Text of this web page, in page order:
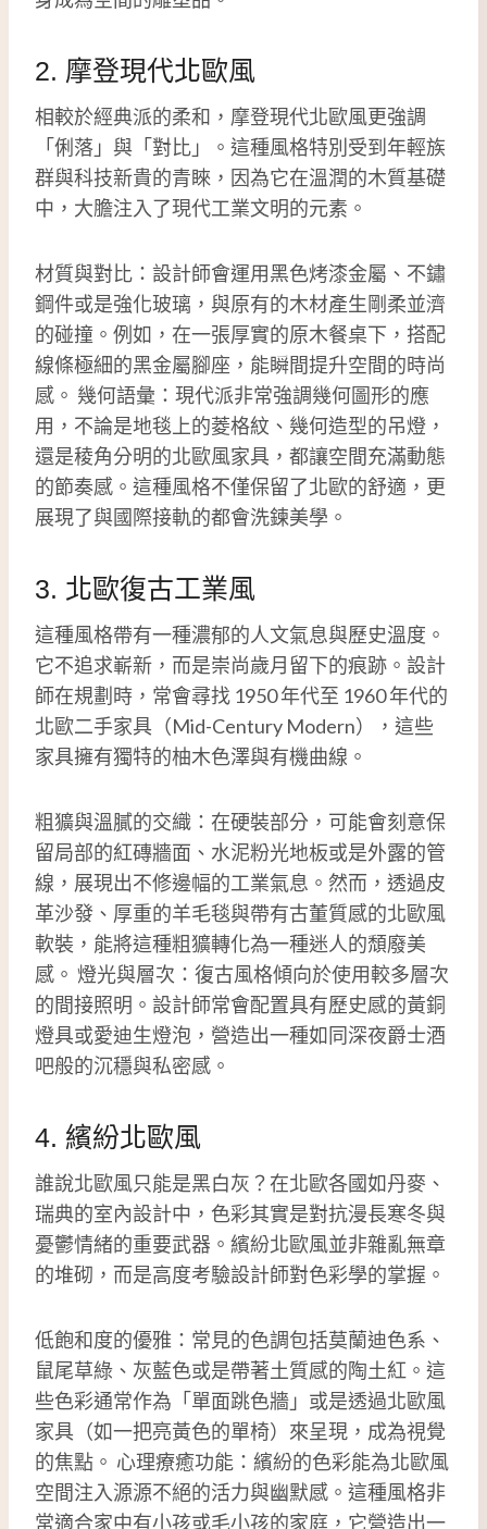
2. 摩登現代北歐風
相較於經典派的柔和，摩登現代北歐風更強調
「俐落」與「對比」。這種風格特別受到年輕族
群與科技新貴的青睞，因為它在溫潤的木質基礎
中，大膽注入了現代工業文明的元素。
材質與對比：設計師會運用黑色烤漆金屬、不鏽
鋼件或是強化玻璃，與原有的木材產生剛柔並濟
的碰撞。例如，在一張厚實的原木餐桌下，搭配
線條極細的黑金屬腳座，能瞬間提升空間的時尚
感。 幾何語彙：現代派非常強調幾何圖形的應
用，不論是地毯上的菱格紋、幾何造型的吊燈，
還是稜角分明的北歐風家具，都讓空間充滿動態
的節奏感。這種風格不僅保留了北歐的舒適，更
展現了與國際接軌的都會洗鍊美學。
3. 北歐復古工業風
這種風格帶有一種濃郁的人文氣息與歷史溫度。
它不追求嶄新，而是崇尚歲月留下的痕跡。設計
師在規劃時，常會尋找 1950 年代至 1960 年代的
北歐二手家具（Mid-Century Modern），這些
家具擁有獨特的柚木色澤與有機曲線。
粗獷與溫膩的交織：在硬裝部分，可能會刻意保
留局部的紅磚牆面、水泥粉光地板或是外露的管
線，展現出不修邊幅的工業氣息。然而，透過皮
革沙發、厚重的羊毛毯與帶有古董質感的北歐風
軟裝，能將這種粗獷轉化為一種迷人的頹廢美
感。 燈光與層次：復古風格傾向於使用較多層次
的間接照明。設計師常會配置具有歷史感的黃銅
燈具或愛迪生燈泡，營造出一種如同深夜爵士酒
吧般的沉穩與私密感。
4. 繽紛北歐風
誰說北歐風只能是黑白灰？在北歐各國如丹麥、
瑞典的室內設計中，色彩其實是對抗漫長寒冬與
憂鬱情緒的重要武器。繽紛北歐風並非雜亂無章
的堆砌，而是高度考驗設計師對色彩學的掌握。
低飽和度的優雅：常見的色調包括莫蘭迪色系、
鼠尾草綠、灰藍色或是帶著土質感的陶土紅。這
些色彩通常作為「單面跳色牆」或是透過北歐風
家具（如一把亮黃色的單椅）來呈現，成為視覺
的焦點。 心理療癒功能：繽紛的色彩能為北歐風
空間注入源源不絕的活力與幽默感。這種風格非
常適合家中有小孩或毛小孩的家庭，它營造出一